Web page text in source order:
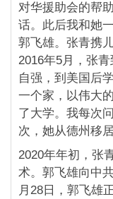
对华援助会的帮
话。此后我和她
郭飞雄。张青携
2016年5月，张
自强，到美国后
一个家，以伟大
了大学。我每次
次，她从德州移
2020年年初，张
术。郭飞雄向中
月28日，郭飞雄